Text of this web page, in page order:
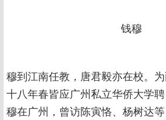
钱穆
穆到江南任教，唐君毅亦在校。
十八年春皆应广州私立华侨大学聘
穆在广州，曾访陈寅恪、杨树达